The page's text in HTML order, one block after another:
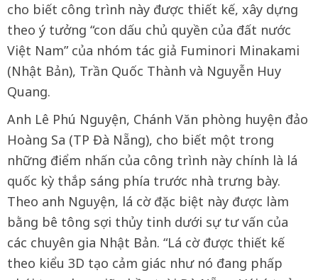
cho biết công trình này được thiết kế, xây dựng
theo ý tưởng “con dấu chủ quyền của đất nước
Việt Nam” của nhóm tác giả Fuminori Minakami
(Nhật Bản), Trần Quốc Thành và Nguyễn Huy
Quang.
Anh Lê Phú Nguyện, Chánh Văn phòng huyện đảo
Hoàng Sa (TP Đà Nẵng), cho biết một trong
những điểm nhấn của công trình này chính là lá
quốc kỳ thắp sáng phía trước nhà trưng bày.
Theo anh Nguyện, lá cờ đặc biệt này được làm
bằng bê tông sợi thủy tinh dưới sự tư vấn của
các chuyên gia Nhật Bản. “Lá cờ được thiết kế
theo kiểu 3D tạo cảm giác như nó đang phấp